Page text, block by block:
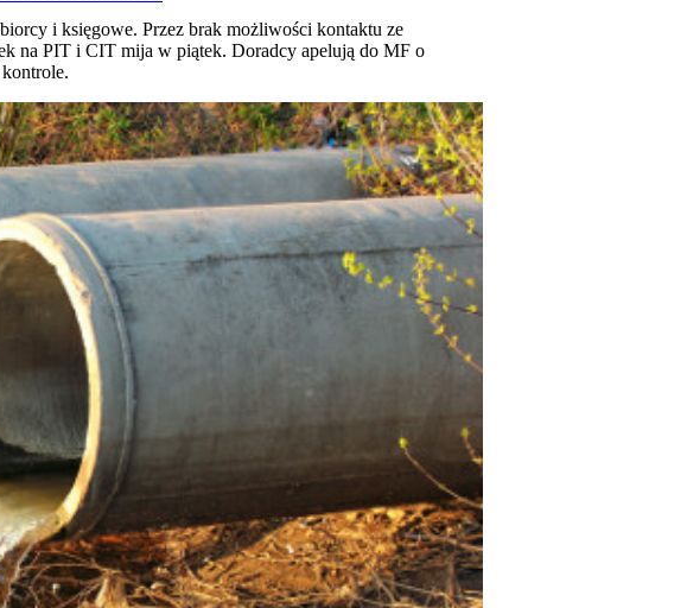
i księgowe. Przez brak możliwości kontaktu ze
na PIT i CIT mija w piątek. Doradcy apelują do MF o